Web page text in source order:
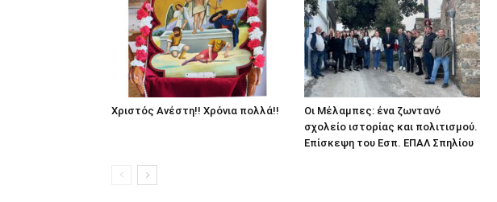
Χριστός Ανέστη!! Χρόνια πολλά!!
Οι Μέλαμπες: ένα ζωντανό
σχολείο ιστορίας και πολιτισμού.
Επίσκεψη του Εσπ. ΕΠΑΛ Σπηλίου